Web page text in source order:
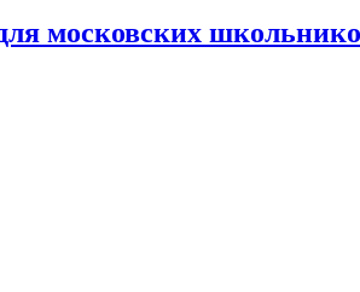
московских